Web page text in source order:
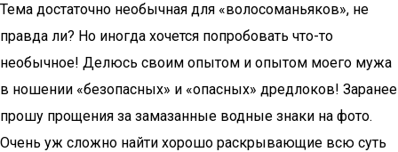
Тема достаточно необычная для «волосоманьяков», не
правда ли? Но иногда хочется попробовать что-то
необычное! Делюсь своим опытом и опытом моего мужа
в ношении «безопасных» и «опасных» дредлоков! Заранее
прошу прощения за замазанные водные знаки на фото.
Очень уж сложно найти хорошо раскрывающие всю суть